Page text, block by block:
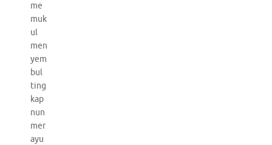
me
muk
ul
men
yem
bul
ting
kap
nun
mer
ayu